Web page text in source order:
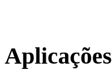
Aplicações